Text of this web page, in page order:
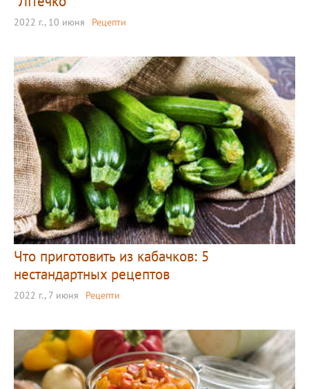
2022 г., 10 июня Рецепти
Что приготовить из кабачков: 5
нестандартных рецептов
2022 г., 7 июня Рецепти